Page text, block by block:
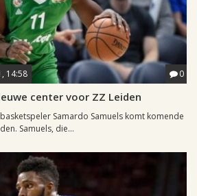
14:58 0
center voor ZZ Leiden
Samardo Samuels komt komende
Samuels, die...